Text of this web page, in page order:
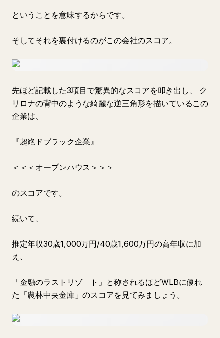
ということを意味するからです。
そしてそれを裏付けるのがこの会社のスコア。
先ほど記載した3項目で驚異的なスコアを叩き出し、 ク
リロナの背中のような綺麗な逆三角形を描いているこの
企業は、
『超絶ドブラック企業』
＜＜＜オープンハウス＞＞＞
のスコアです。
続いて、
推定年収30歳1,000万円/40歳1,600万円の高年収に加
え、
「金融のラストリゾート」と称されるほどWLBに優れ
た「農林中央金庫」のスコアを見てみましょう。